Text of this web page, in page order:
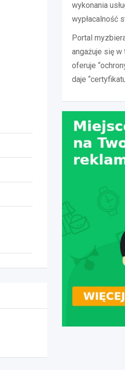
wykonania
wypłacalność
Portal
angażuje się w
oferuje
daje